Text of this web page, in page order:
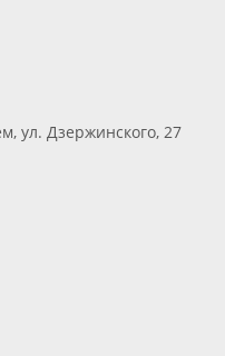
ул. Дзержинского, 27